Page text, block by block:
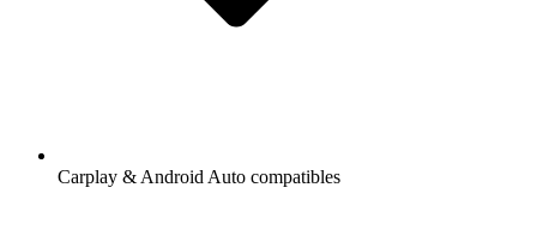
Carplay & Android Auto compatibles